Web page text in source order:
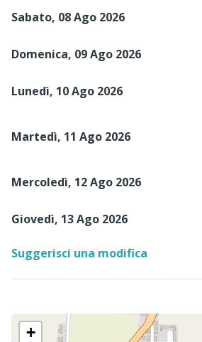
Sabato, 08 Ago 2026
Domenica, 09 Ago 2026
Lunedì, 10 Ago 2026
Martedì, 11 Ago 2026
Mercoledì, 12 Ago 2026
Giovedì, 13 Ago 2026
Suggerisci una modifica
+